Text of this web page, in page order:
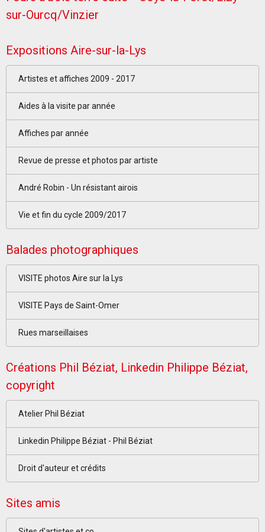
sur-Ourcq/Vinzier
Expositions Aire-sur-la-Lys
Artistes et affiches 2009 - 2017
Aides à la visite par année
Affiches par année
Revue de presse et photos par artiste
André Robin - Un résistant airois
Vie et fin du cycle 2009/2017
Balades photographiques
VISITE photos Aire sur la Lys
VISITE Pays de Saint-Omer
Rues marseillaises
Créations Phil Béziat, Linkedin Philippe Béziat,
copyright
Atelier Phil Béziat
Linkedin Philippe Béziat - Phil Béziat
Droit d'auteur et crédits
Sites amis